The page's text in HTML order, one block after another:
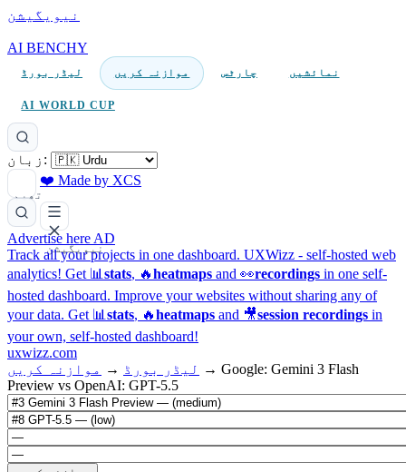
نیویگیشن
AI BENCHY
لیڈر بورڈ موازنہ کریں چارٹس نمائشیں
AI WORLD CUP
زبان:
تھیم
❤️ Made by XCS
نیویگیشن
Advertise here AD
Track all your projects in one dashboard. UXWizz - self-hosted web
analytics! Get 📊 stats, 🔥heatmaps and 👀recordings in one self-
hosted dashboard. Improve your websites without sharing any of
your data. Get 📊 stats, 🔥heatmaps and 🎥session recordings in
your own, self-hosted dashboard!
uxwizz.com
لیڈر بورڈ → موازنہ کریں → Google: Gemini 3 Flash
Preview vs OpenAI: GPT-5.5